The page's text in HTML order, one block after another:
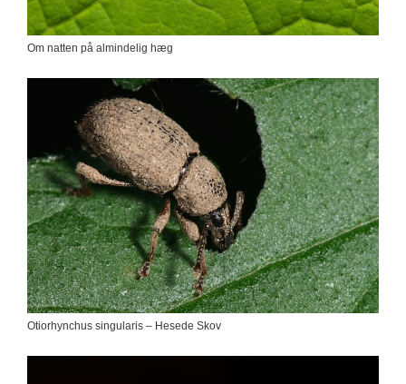
Om natten på almindelig hæg
Otiorhynchus singularis – Hesede Skov